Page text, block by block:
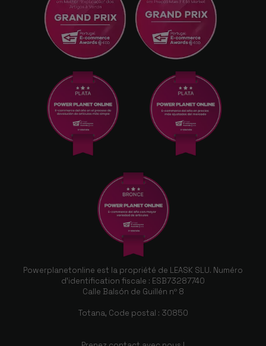
Powerplanetonline est la propriété de LEASK SLU. Numéro
d'identification fiscale : ESB73287740
Calle Balsón de Guillén nº 8
Totana, Code postal : 30850